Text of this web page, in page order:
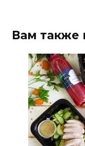
Вам также